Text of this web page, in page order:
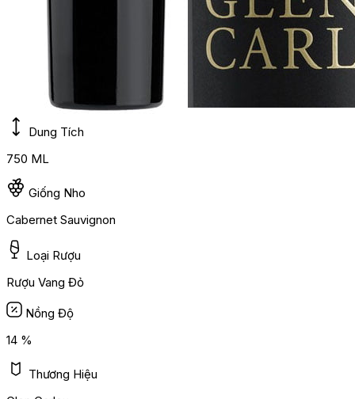
Dung Tích
750 ML
Giống Nho
Cabernet Sauvignon
Loại Rượu
Rượu Vang Đỏ
Nồng Độ
14 %
Thương Hiệu